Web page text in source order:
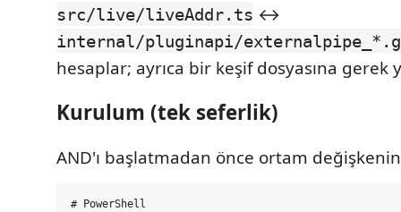
src/live/liveAddr.ts ↔
internal/pluginapi/
hesaplar; ayrıca bir keşif dosyasına gerek
Kurulum (tek seferlik)
AND'ı başlatmadan önce ortam
# PowerShell